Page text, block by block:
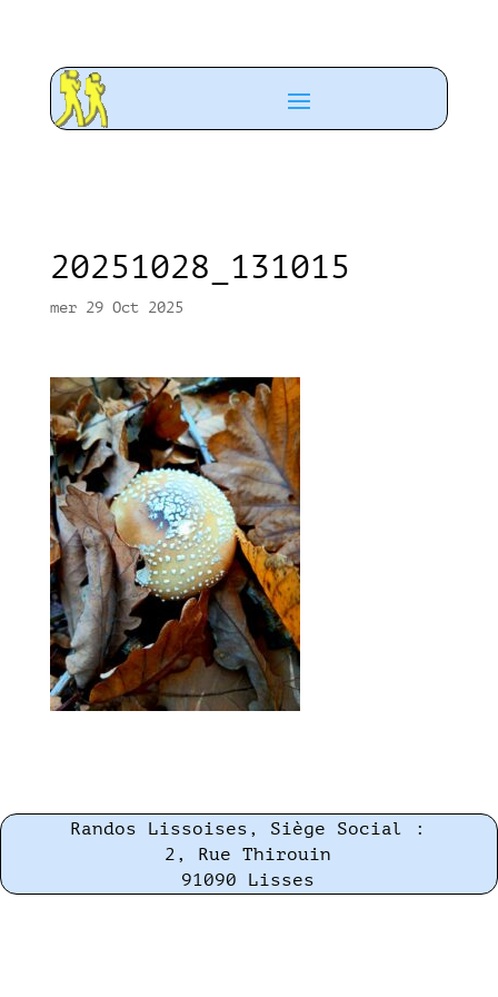
20251028_131015
mer 29 Oct 2025
Randos Lissoises, Siège Social :
2, Rue Thirouin
91090 Lisses